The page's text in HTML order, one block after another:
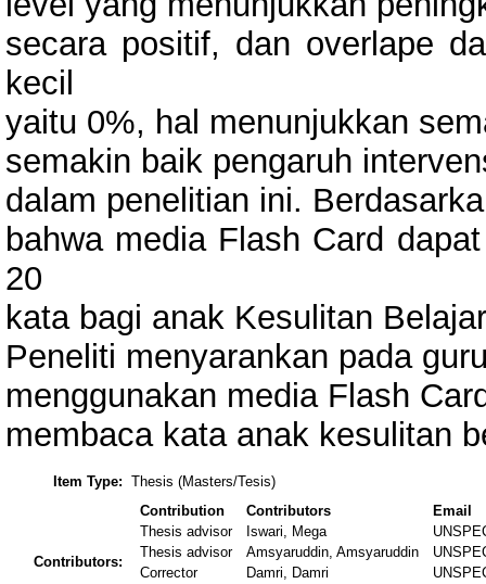
secara positif, dan overlape
kecil
yaitu 0%, hal menunjukkan
semakin baik pengaruh
dalam penelitian ini.
bahwa media Flash Card
20
kata bagi anak Kesulitan
Peneliti menyarankan pada
menggunakan media Flash
membaca kata anak kesulitan
Item Type: Thesis (Masters/Tesis)
Contributors:
Contribution Contributors
Email
Thesis advisor
Iswari, Mega
Thesis advisor
Amsyaruddin, Amsyaruddin
Corrector
Damri, Damri